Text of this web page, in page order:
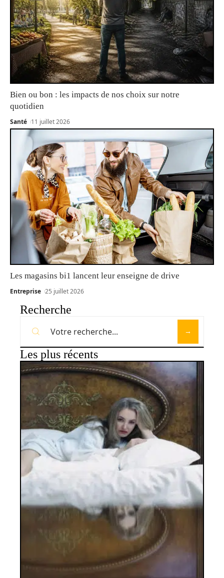
Bien ou bon : les impacts de nos choix sur notre
quotidien
Santé 11 juillet 2026
Les magasins bi1 lancent leur enseigne de drive
Entreprise 25 juillet 2026
Recherche
Les plus récents